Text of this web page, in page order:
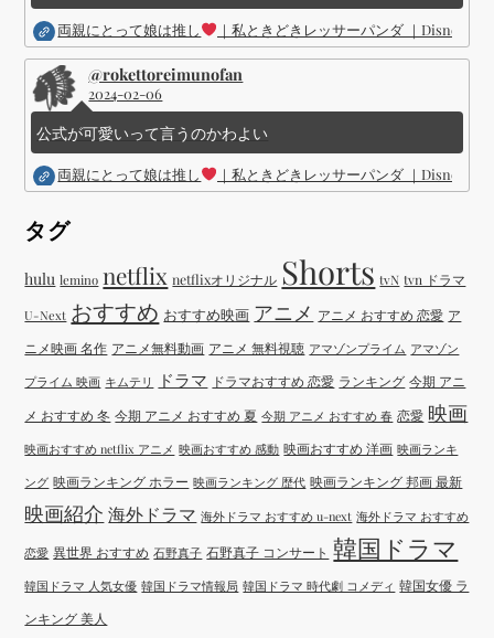
両親にとって娘は推し ｜私ときどきレッサーパンダ ｜Disney (
@rokettoreimunofan
2024-02-06
公式が可愛いって言うのかわよい
両親にとって娘は推し ｜私ときどきレッサーパンダ ｜Disney (
タグ
hulu lemino netflix netflixオリジナル Shorts tvN tvn ドラマ
U-Next おすすめ おすすめ映画 アニメ アニメ おすすめ 恋愛 ア
ニメ映画 名作 アニメ無料動画 アニメ 無料視聴 アマゾンプライム アマゾン
プライム 映画 キムテリ ドラマ ドラマおすすめ 恋愛 ランキング 今期 アニ
メ おすすめ 冬 今期 アニメ おすすめ 夏 今期 アニメ おすすめ 春 恋愛 映画
映画おすすめ netflix アニメ 映画おすすめ 感動 映画おすすめ 洋画 映画ランキ
ング 映画ランキング ホラー 映画ランキング 歴代 映画ランキング 邦画 最新
映画紹介 海外ドラマ 海外ドラマ おすすめ u-next 海外ドラマ おすすめ
恋愛 異世界 おすすめ 石野真子 石野真子 コンサート 韓国ドラマ
韓国ドラマ 人気女優 韓国ドラマ情報局 韓国ドラマ 時代劇 コメディ 韓国女優 ラ
ンキング 美人